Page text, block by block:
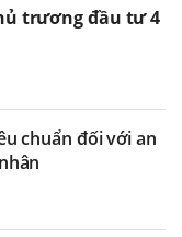
trương đầu tư 4
chuẩn đối với an